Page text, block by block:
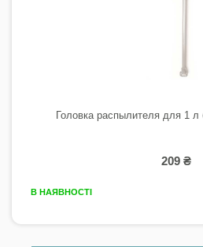
Головка распылителя для 1 л
209 ₴
В НАЯВНОСТІ